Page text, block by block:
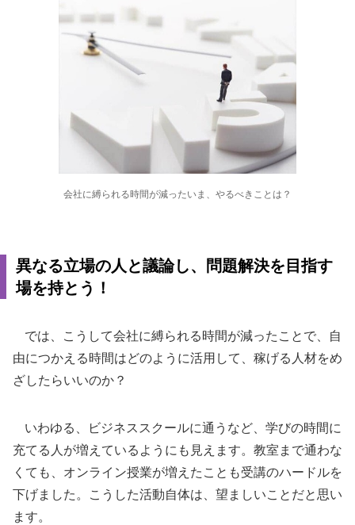
会社に縛られる時間が減ったいま、やるべきことは？
異なる立場の人と議論し、問題解決を目指す
場を持とう！
では、こうして会社に縛られる時間が減ったことで、自
由につかえる時間はどのように活用して、稼げる人材をめ
ざしたらいいのか？
いわゆる、ビジネススクールに通うなど、学びの時間に
充てる人が増えているようにも見えます。教室まで通わな
くても、オンライン授業が増えたことも受講のハードルを
下げました。こうした活動自体は、望ましいことだと思い
ます。